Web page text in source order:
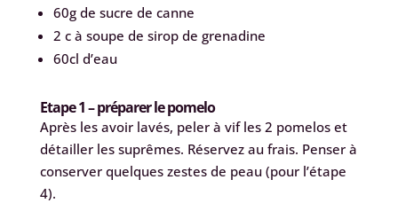
60g de sucre de canne
2 c à soupe de sirop de grenadine
60cl d’eau
Etape 1 – préparer le pomelo
Après les avoir lavés, peler à vif les 2 pomelos et
détailler les suprêmes. Réservez au frais. Penser à
conserver quelques zestes de peau (pour l’étape
4).